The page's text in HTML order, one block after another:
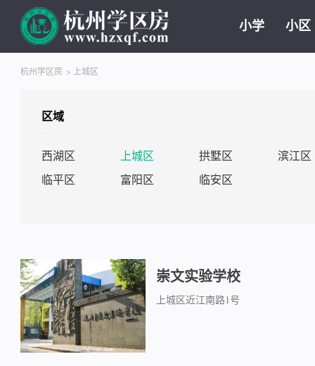
小学 小区
杭州学区房 > 上城区
区域
西湖区 上城区 拱墅区
滨江区
临平区
富阳区 临安区
崇文实验学校
上城区近江南路1号